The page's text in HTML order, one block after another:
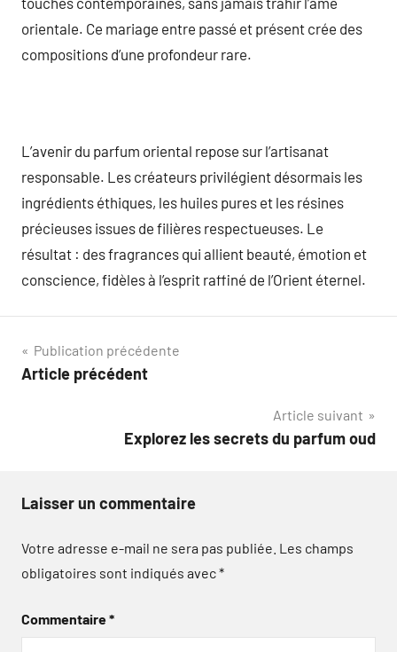
orientale. Ce mariage entre passé et présent crée des
compositions d’une profondeur rare.
L’avenir du parfum oriental repose sur l’artisanat
responsable. Les créateurs privilégient désormais les
ingrédients éthiques, les huiles pures et les résines
précieuses issues de filières respectueuses. Le
résultat : des fragrances qui allient beauté, émotion et
conscience, fidèles à l’esprit raffiné de l’Orient éternel.
Navigation
de
Publication précédente
Article précédent
Article suivant
Explorez les secrets du parfum oud
Laisser un commentaire
Votre adresse e-mail ne sera pas publiée. Les champs
obligatoires sont indiqués avec*
Commentaire*